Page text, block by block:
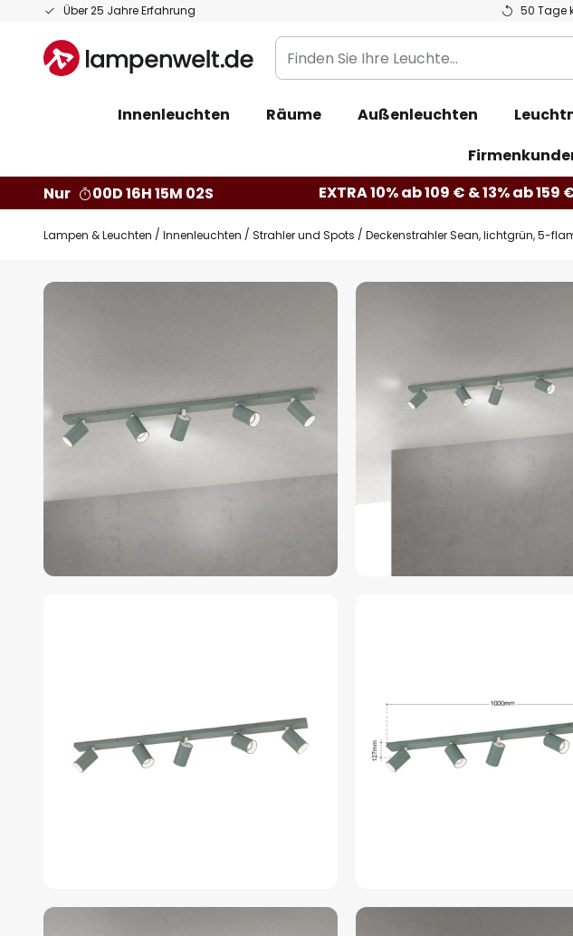
Über 25 Jahre Erfahrung 50 Tage
Zum
springen
Finden
Sie
Leuchte...
Innenleuchten Räume Außenleuchten
Nur
00D 16H 15M 01S EXTRA 10% ab 109 € & 13% ab 159
Lampen & Leuchten Innenleuchten Strahler und Spots Deckenstrahler Sean, lichtgrün, 5-
Zum